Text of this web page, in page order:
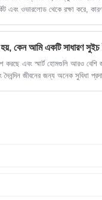
এবং ওভারলোড থেকে রক্ষা করে, কারণ
করছে এবং স্মার্ট হোমগুলি আরও
জীবনের জন্য অনেক সুবিধা